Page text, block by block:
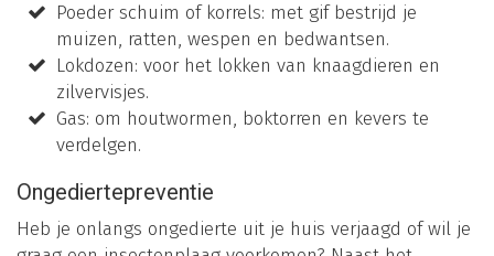
Poeder schuim of korrels: met gif bestrijd je
muizen, ratten, wespen en bedwantsen.
Lokdozen: voor het lokken van knaagdieren en
zilvervisjes.
Gas: om houtwormen, boktorren en kevers te
verdelgen.
Ongediertepreventie
Heb je onlangs ongedierte uit je huis verjaagd of wil je